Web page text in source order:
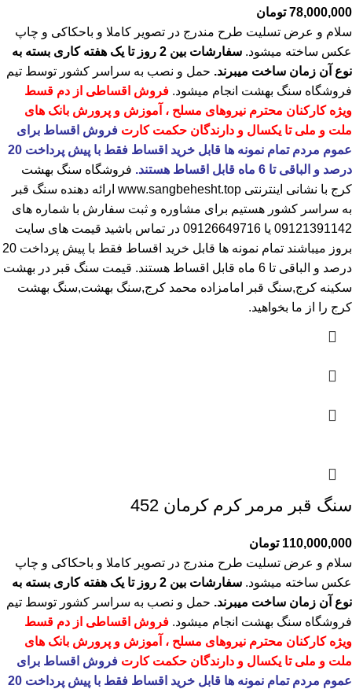
78,000,000 تومان
سلام و عرض تسلیت طرح مندرج در تصویر کاملا و باحکاکی و چاپ
عکس ساخته میشود.
سفارشات بین 2 روز تا یک هفته کاری بسته به
نوع آن زمان ساخت میبرند. حمل و نصب به سراسر کشور توسط تیم
فروشگاه سنگ بهشت انجام میشود. فروش اقساطی از دم قسط
ویژه کارکنان محترم نیروهای مسلح ، آموزش و پرورش بانک های
ملت و ملی تا یکسال و دارندگان حکمت کارت فروش اقساط برای
عموم مردم تمام نمونه ها قابل خرید اقساط فقط با پیش پرداخت 20
درصد و الباقی تا 6 ماه قابل اقساط هستند.
فروشگاه سنگ بهشت
کرج با نشانی اینترنتی www.sangbehesht.top ارائه دهنده سنگ قبر
به سراسر کشور هستیم برای مشاوره و ثبت سفارش با شماره های
09121391142 یا 09126649716 در تماس باشید قیمت های سایت
بروز میباشند تمام نمونه ها قابل خرید اقساط فقط با پیش پرداخت 20
درصد و الباقی تا 6 ماه قابل اقساط هستند.
قیمت سنگ قبر در بهشت
سکینه کرج,سنگ قبر امامزاده محمد کرج,سنگ بهشت,سنگ بهشت
کرج را از ما بخواهید.
سنگ قبر مرمر کرم کرمان 452
110,000,000 تومان
سلام و عرض تسلیت طرح مندرج در تصویر کاملا و باحکاکی و چاپ
عکس ساخته میشود.
سفارشات بین 2 روز تا یک هفته کاری بسته به
نوع آن زمان ساخت میبرند. حمل و نصب به سراسر کشور توسط تیم
فروشگاه سنگ بهشت انجام میشود. فروش اقساطی از دم قسط
ویژه کارکنان محترم نیروهای مسلح ، آموزش و پرورش بانک های
ملت و ملی تا یکسال و دارندگان حکمت کارت فروش اقساط برای
عموم مردم تمام نمونه ها قابل خرید اقساط فقط با پیش پرداخت 20